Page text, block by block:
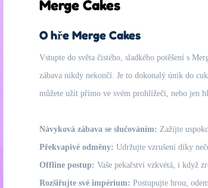
Merge Cakes
O hře Merge Cakes
Vstupte do světa čistého, sladkého potěšení s
zábava nikdy nekončí. Je to dokonalý únik do
můžete užít přímo ve svém prohlížeči, nebo jen
Návyková zábava se slučováním: Zažijte
Překvapivé odměny: Udržujte vzrušení díky
Offline postup: Vaše pekařství vzkvétá, i když
Rozšiřujte své impérium: Postupujte hrou,